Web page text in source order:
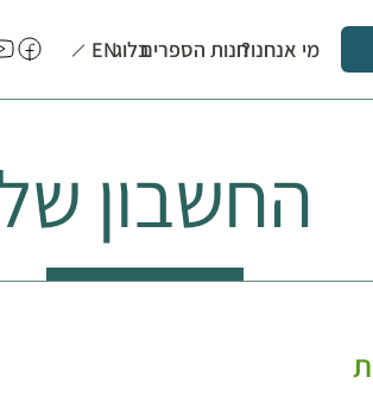
מי אנחנו?חנות הספריםבלוגEN
החשבון